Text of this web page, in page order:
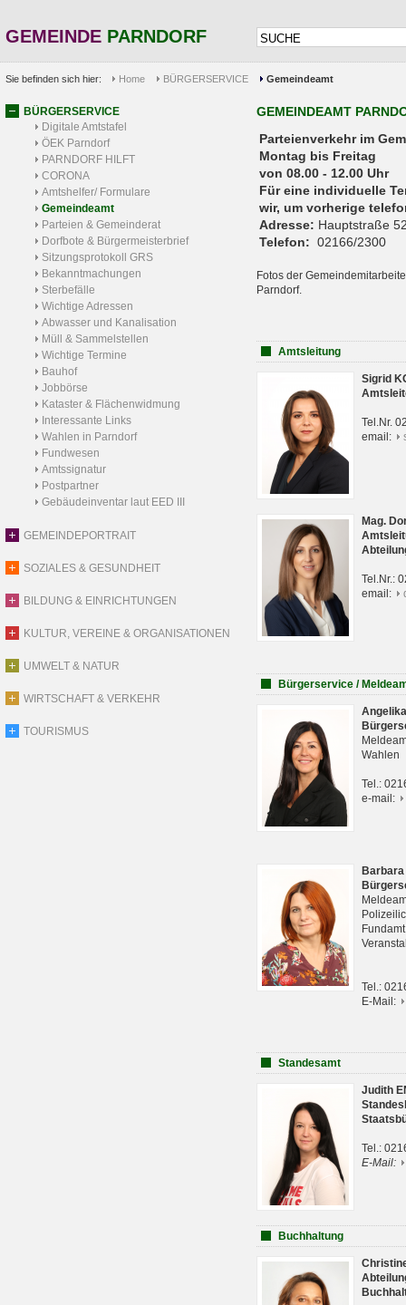
GEMEINDE PARNDORF
Sie befinden sich hier: Home BÜRGERSERVICE Gemeindeamt
BÜRGERSERVICE
Digitale Amtstafel
ÖEK Parndorf
PARNDORF HILFT
CORONA
Amtshelfer/ Formulare
Gemeindeamt
Parteien & Gemeinderat
Dorfbote & Bürgermeisterbrief
Sitzungsprotokoll GRS
Bekanntmachungen
Sterbefälle
Wichtige Adressen
Abwasser und Kanalisation
Müll & Sammelstellen
Wichtige Termine
Bauhof
Jobbörse
Kataster & Flächenwidmung
Interessante Links
Wahlen in Parndorf
Fundwesen
Amtssignatur
Postpartner
Gebäudeinventar laut EED III
GEMEINDEPORTRAIT
SOZIALES & GESUNDHEIT
BILDUNG & EINRICHTUNGEN
KULTUR, VEREINE & ORGANISATIONEN
UMWELT & NATUR
WIRTSCHAFT & VERKEHR
TOURISMUS
GEMEINDEAMT
Parteienverkehr
Montag bis Freitag
von 08.00 - 12.00 Uhr
Für eine individuelle
wir, um vorherige
Adresse: Hauptstraße
Telefon: 02166/2300
Fotos der
Parndorf.
Amtsleitung
Sigrid
Tel.Nr.
email:
Mag.
Tel.Nr.:
email:
Bürgerservice /
Wahlen
Tel.:
e-mail:
Tel.:
E-Mail:
Standesamt
Judith
Tel.:
E-Mail:
Buchhaltung